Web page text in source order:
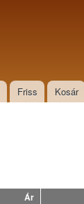
Friss Kosár
Ár